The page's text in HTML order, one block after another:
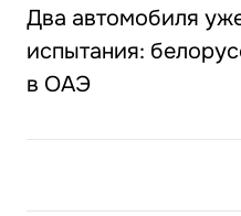
Два автомобиля
испытания:
в ОАЭ